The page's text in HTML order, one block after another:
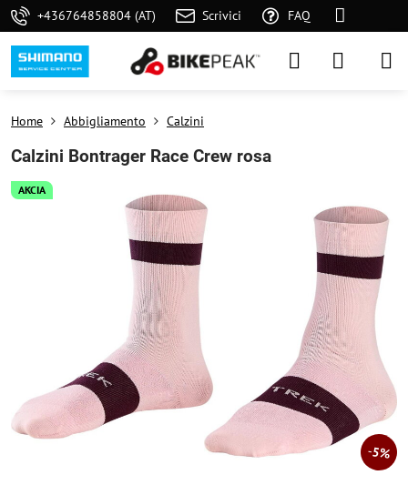
+436764858804 (AT) Scrivici FAQ
AKCIA
5%
Home Abbigliamento Calzini
Calzini Bontrager Race Crew rosa